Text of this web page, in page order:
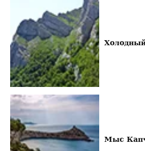
Мыс